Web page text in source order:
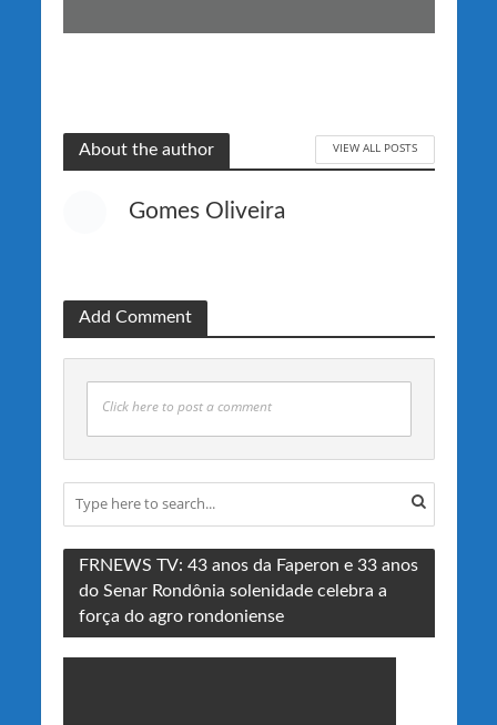
About the author VIEW ALL POSTS
Gomes Oliveira
Add Comment
Click here to post a comment
FRNEWS TV: 43 anos da Faperon e 33 anos
do Senar Rondônia solenidade celebra a
força do agro rondoniense